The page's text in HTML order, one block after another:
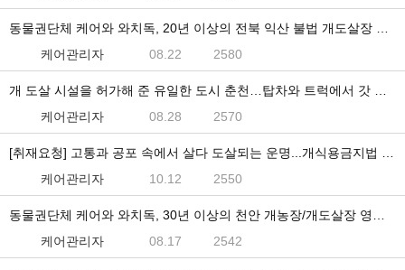
케어관리자
08.22 2580
케어관리자
08.28 2570
케어관리자
10.12 2550
케어관리자
08.17 2542